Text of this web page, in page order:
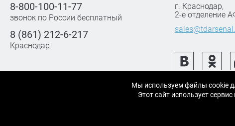
8-800-100-11-77
звонок по России бесплатный
8 (861) 212-6-217
Краснодар
г. Краснодар,
2-е отделение
Мы используем файлы cookie
Этот сайт использует